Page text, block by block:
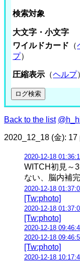
検索対象
大文字・小文字
ワイルドカード （
プ）
圧縮表示 （ヘルプ
Back to the list
2020_12_18 (金): 17
2020-12-18
WITCH初見～
ない、脳内補
2020-12-18
[Tw:photo]
2020-12-18
[Tw:photo]
2020-12-18
2020-12-18
[Tw:photo]
2020-12-18